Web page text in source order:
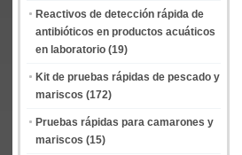
Reactivos de detección rápida de
antibióticos en productos acuáticos
en laboratorio (19)
Kit de pruebas rápidas de pescado y
mariscos (172)
Pruebas rápidas para camarones y
mariscos (15)